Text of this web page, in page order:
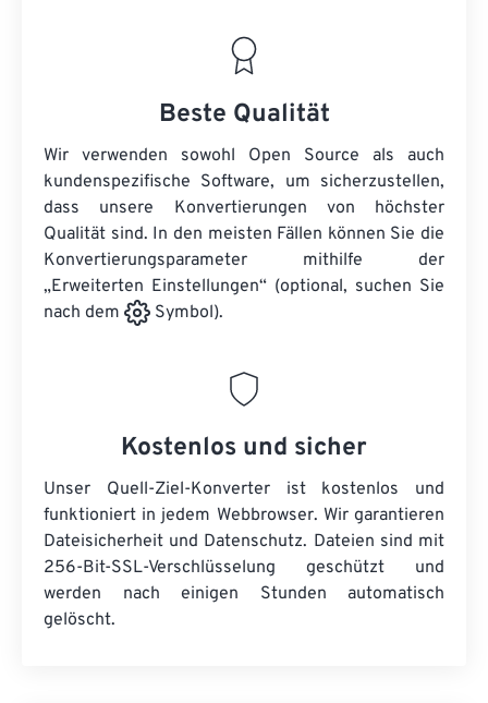
Beste Qualität
Wir verwenden sowohl Open Source als auch
kundenspezifische Software, um sicherzustellen,
dass unsere Konvertierungen von höchster
Qualität sind. In den meisten Fällen können Sie die
Konvertierungsparameter mithilfe der
„Erweiterten Einstellungen“ (optional, suchen Sie
nach dem
Symbol).
Kostenlos und sicher
Unser Quell-Ziel-Konverter ist kostenlos und
funktioniert in jedem Webbrowser. Wir garantieren
Dateisicherheit und Datenschutz. Dateien sind mit
256-Bit-SSL-Verschlüsselung geschützt und
werden nach einigen Stunden automatisch
gelöscht.